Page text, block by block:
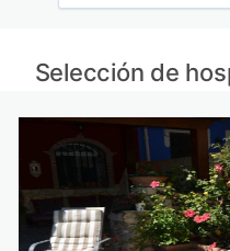
Selección de